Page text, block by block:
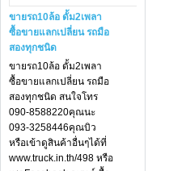
ขายรถ10ล้อ ดั้ม2เพลา
ซื้อขายแลกเปลี่ยน รถมือ
สองทุกชนิด
ขายรถ10ล้อ ดั้ม2เพลา
ซื้อขายแลกเปลี่ยน รถมือ
สองทุกชนิด สนใจโทร
090-8588220คุณนะ
093-3258446คุณบิว
หรือเข้าดูสินค้าอื่นๆได้ที่
www.truck.in.th/498 หรือ